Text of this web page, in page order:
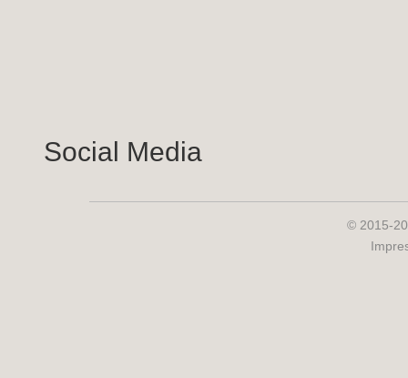
Social Media
© 2015-